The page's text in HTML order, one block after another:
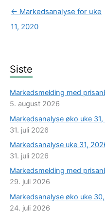
← Markedsanalyse for uke
11, 2020
Siste
Markedsmelding med
5. august 2026
Markedsanalyse øko uke
31. juli 2026
Markedsanalyse uke 31,
31. juli 2026
Markedsmelding med
29. juli 2026
Markedsanalyse øko uke
24. juli 2026